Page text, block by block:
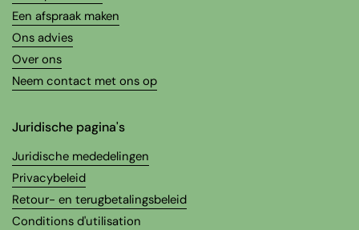
Een afspraak maken
Ons advies
Over ons
Neem contact met ons op
Juridische pagina's
Juridische mededelingen
Privacybeleid
Retour- en terugbetalingsbeleid
Conditions d'utilisation